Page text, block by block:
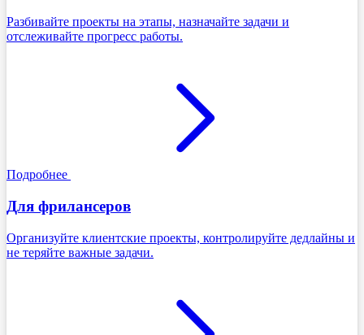
Разбивайте проекты на этапы, назначайте задачи и
отслеживайте прогресс работы.
Подробнее
Для фрилансеров
Организуйте клиентские проекты, контролируйте дедлайны и
не теряйте важные задачи.